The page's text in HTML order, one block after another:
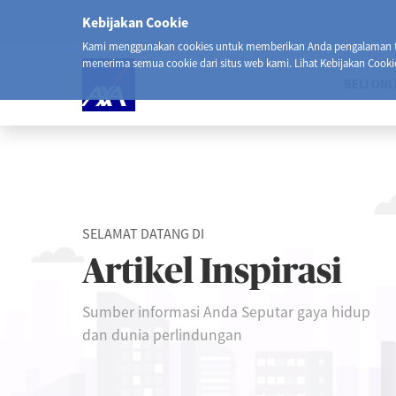
Kebijakan Cookie
Kami menggunakan cookies untuk memberikan Anda
menerima semua cookie dari situs web kami. Lihat Kebijakan
SELAMAT DATANG DI
Artikel Inspirasi
Sumber informasi Anda Seputar gaya hidup
dan dunia perlindungan